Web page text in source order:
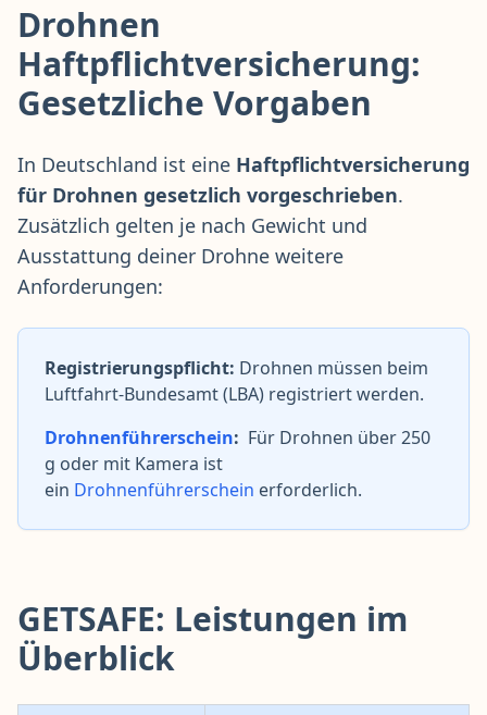
Drohnen
Haftpflichtversicherung:
Gesetzliche Vorgaben
In Deutschland ist eine Haftpflichtversicherung
für Drohnen gesetzlich vorgeschrieben.
Zusätzlich gelten je nach Gewicht und
Ausstattung deiner Drohne weitere
Anforderungen:
Registrierungspflicht: Drohnen müssen beim
Luftfahrt-Bundesamt (LBA) registriert werden.
Drohnenführerschein: Für Drohnen über 250
g oder mit Kamera ist
ein Drohnenführerschein erforderlich.
GETSAFE: Leistungen im
Überblick